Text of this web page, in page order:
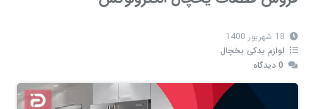
لوازم یدکی یخچال